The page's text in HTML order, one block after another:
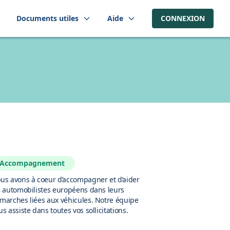
Documents utiles Aide CONNEXION
Accompagnement
avons à coeur d’accompagner et d’aider
automobilistes européens dans leurs
liées aux véhicules. Notre équipe
assiste dans toutes vos sollicitations.